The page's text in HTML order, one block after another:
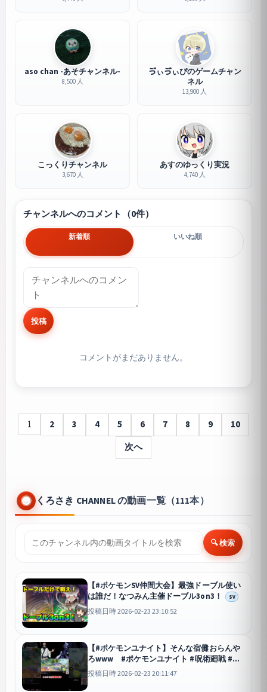
aso chan -あそチャンネル-
8,500 人
ゔぃゔぃぴのゲームチャン
ネル
13,900 人
こっくりチャンネル
3,670 人
あすのゆっくり実況
4,740 人
チャンネルへのコメント（0件）
新着順 いいね順
投稿
コメントがまだありません。
1 2 3 4 5 6 7 8 9
10
次へ
くろさき CHANNEL の動画一覧（111本）
🔍 検索
【#ポケモンSV仲間大会】最強ドーブル使い
は誰だ！なつみん主催ドーブル3on3！
SV
投稿日時 2026-02-23 23:10:52
【#ポケモンユナイト】そんな宿儺おらんや
ろwww #ポケモンユナイト #呪術廻戦 #両
面宿儺
ユナイト
投稿日時 2026-02-23 20:11:47